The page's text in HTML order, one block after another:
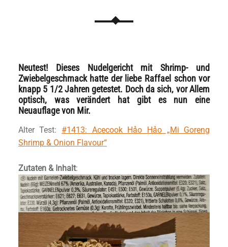
Neutest! Dieses Nudelgericht mit Shrimp- und
Zwiebelgeschmack hatte der liebe Raffael schon vor
knapp 5 1/2 Jahren getestet. Doch da sich, vor Allem
optisch, was verändert hat gibt es nun eine
Neuauflage von Mir.
Alter Test: #1413: Acecook Hảo Hảo „Mi Goreng
Shrimp & Onion Flavour“
Zutaten & Inhalt: